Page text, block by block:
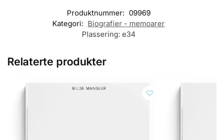
Produktnummer: 09969
Kategori: Biografier - memoarer
Plassering: e34
Relaterte produkter